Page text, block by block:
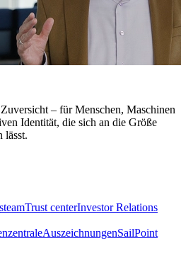
– für Menschen, Maschinen
Identität, die sich an die Größe
lässt.
Trust centerInvestor Relations
AuszeichnungenSailPoint